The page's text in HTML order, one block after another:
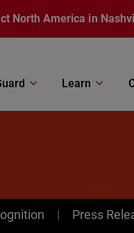
North America in
Learn
Press